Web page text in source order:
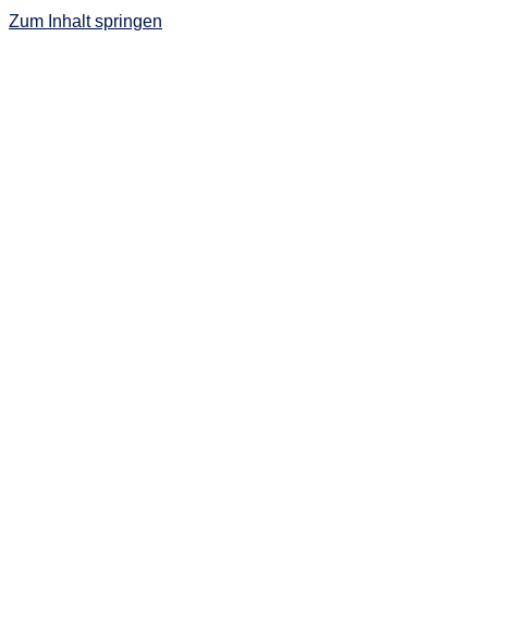
Zum Inhalt springen